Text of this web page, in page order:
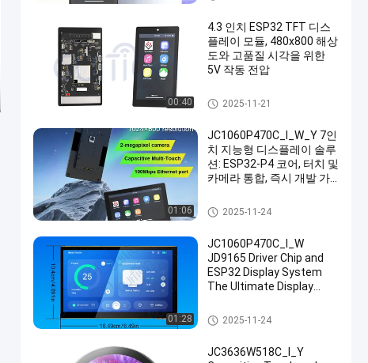
00:40
4.3 인치 ESP32 TFT 디스
플레이 모듈, 480x800 해상
도와 고품질 시각을 위한
5V 작동 전압
ESP32 디스플레이 모듈
2025-11-21
01:06
JC1060P470C_I_W_Y 7인
치 지능형 디스플레이 솔루
션: ESP32-P4 코어, 터치 및
카메라 통합, 즉시 개발 가
ESP32 디스플레이 모듈
2025-11-24
01:28
JC1060P470C_I_W
JD9165 Driver Chip and
ESP32 Display System
The Ultimate Display
Business Needs
industrial grade tft liquid
screen
ESP32 디스플레이 모듈
2025-11-24
JC3636W518C_I_Y